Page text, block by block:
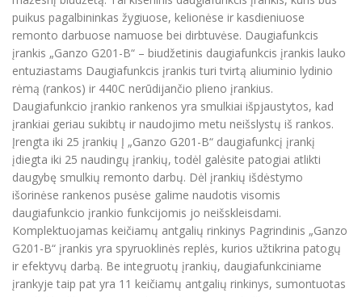
puikus pagalbininkas žygiuose, kelionėse ir kasdieniuose
remonto darbuose namuose bei dirbtuvėse. Daugiafunkcis
įrankis „Ganzo G201-B“ – biudžetinis daugiafunkcis įrankis lauko
entuziastams Daugiafunkcis įrankis turi tvirtą aliuminio lydinio
rėmą (rankos) ir 440C nerūdijančio plieno įrankius.
Daugiafunkcio įrankio rankenos yra smulkiai išpjaustytos, kad
įrankiai geriau sukibtų ir naudojimo metu neišslystų iš rankos.
Įrengta iki 25 įrankių Į „Ganzo G201-B“ daugiafunkcį įrankį
įdiegta iki 25 naudingų įrankių, todėl galėsite patogiai atlikti
daugybę smulkių remonto darbų. Dėl įrankių išdėstymo
išorinėse rankenos pusėse galime naudotis visomis
daugiafunkcio įrankio funkcijomis jo neišskleisdami.
Komplektuojamas keičiamų antgalių rinkinys Pagrindinis „Ganzo
G201-B“ įrankis yra spyruoklinės replės, kurios užtikrina patogų
ir efektyvų darbą. Be integruotų įrankių, daugiafunkciniame
įrankyje taip pat yra 11 keičiamų antgalių rinkinys, sumontuotas